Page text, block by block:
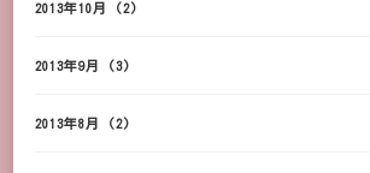
2013年10月 (2)
2013年9月 (3)
2013年8月 (2)